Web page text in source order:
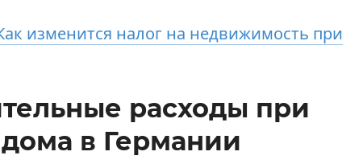
изменится налог на недвижимость при
расходы при
в Германии